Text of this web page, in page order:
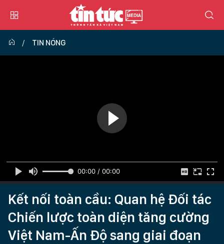
TIN NÓNG
00:00 / 00:00
Kết nối toàn cầu: Quan hệ Đối tác
Chiến lược toàn diện tăng cường
Việt Nam-Ấn Độ sang giai đoạn